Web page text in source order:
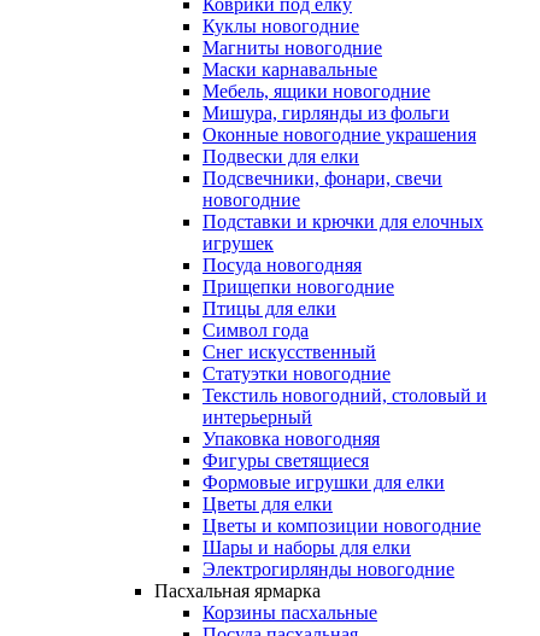
Коврики под елку
Куклы новогодние
Магниты новогодние
Маски карнавальные
Мебель, ящики новогодние
Мишура, гирлянды из фольги
Оконные новогодние украшения
Подвески для елки
Подсвечники, фонари, свечи
новогодние
Подставки и крючки для елочных
игрушек
Посуда новогодняя
Прищепки новогодние
Птицы для елки
Символ года
Снег искусственный
Статуэтки новогодние
Текстиль новогодний, столовый и
интерьерный
Упаковка новогодняя
Фигуры светящиеся
Формовые игрушки для елки
Цветы для елки
Цветы и композиции новогодние
Шары и наборы для елки
Электрогирлянды новогодние
Пасхальная ярмарка
Корзины пасхальные